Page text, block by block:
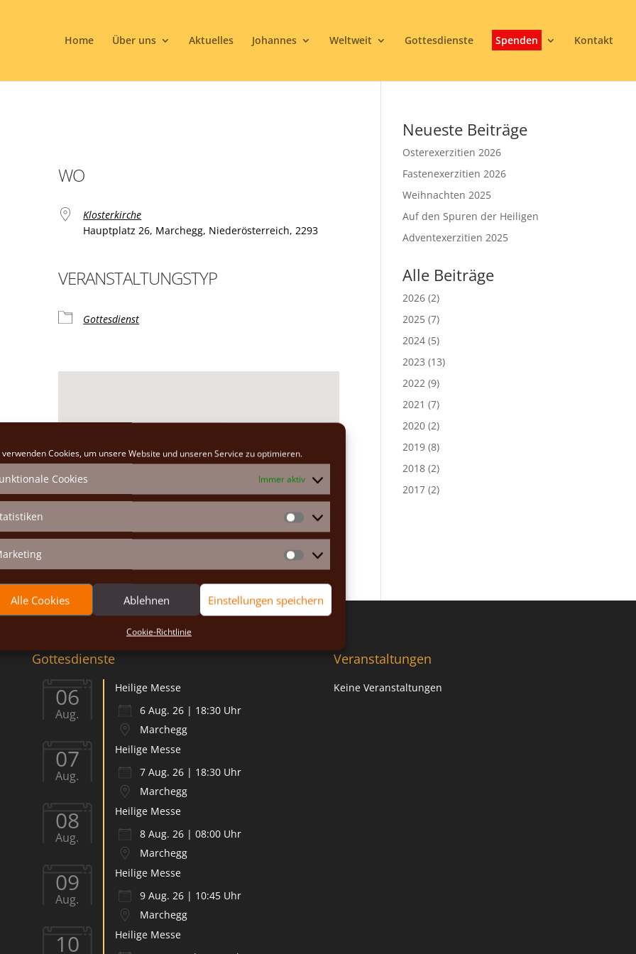
verwenden Cookies, um unsere Website und unseren Service zu optimieren.
Cookies Immer aktiv
Statistiken
Marketing
Alle Cookies Ablehnen Einstellungen speichern
Cookie-Richtlinie
Home Über uns Aktuelles Johannes Weltweit Gottesdienste Spenden Kontakt
WO
Klosterkirche
Hauptplatz 26, Marchegg, Niederösterreich, 2293
VERANSTALTUNGSTYP
Gottesdienst
Hauptplatz 26 - Marchegg
Neueste Beiträge
Osterexerzitien 2026
Fastenexerzitien 2026
Weihnachten 2025
Auf den Spuren der Heiligen
Adventexerzitien 2025
Alle Beiträge
2026 (2)
2025 (7)
2024 (5)
2023 (13)
2022 (9)
2021 (7)
2020 (2)
2019 (8)
2018 (2)
2017 (2)
Gottesdienste
06
Aug.
Heilige Messe
6 Aug. 26 | 18:30 Uhr
Marchegg
07
Aug.
Heilige Messe
7 Aug. 26 | 18:30 Uhr
Marchegg
08
Aug.
Heilige Messe
8 Aug. 26 | 08:00 Uhr
Marchegg
09
Aug.
Heilige Messe
9 Aug. 26 | 10:45 Uhr
Marchegg
10
Heilige Messe
Veranstaltungen
Keine Veranstaltungen